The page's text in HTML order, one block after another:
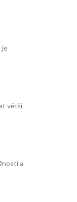
je
větší
a